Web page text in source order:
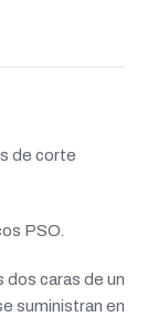
de corte
PSO.
dos caras de un
suministran en